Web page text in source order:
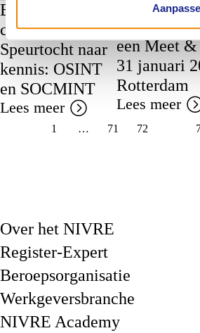
Expertise
carrousel |
Speurtocht naar
kennis: OSINT
en SOCMINT
Lees meer
NIVRE
een Meet
31 januari
Rotterdam
Lees meer
1 … 71 72
Over het NIVRE
Register-Expert
Beroepsorganisatie
Werkgeversbranche
NIVRE Academy